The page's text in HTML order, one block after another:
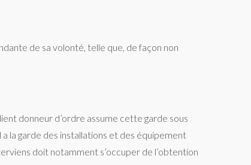
de sa volonté, telle que, de façon non
donneur d’ordre assume cette garde sous
la garde des installations et des équipement
doit notamment s’occuper de l’obtention